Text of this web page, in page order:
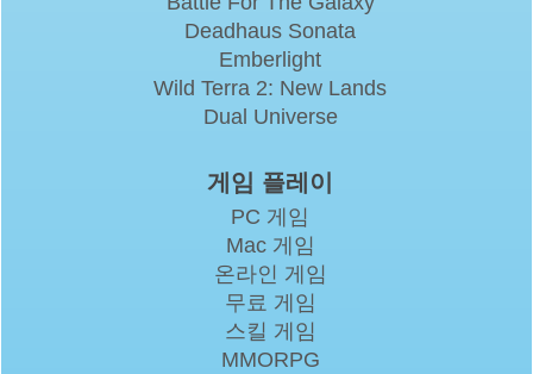
Deadhaus Sonata
Emberlight
Wild Terra 2: New Lands
Dual Universe
게임 플레이
PC 게임
Mac 게임
온라인 게임
무료 게임
스킬 게임
MMORPG